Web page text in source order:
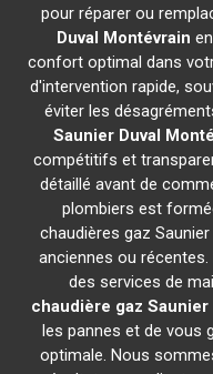
pour réparer ou
Duval Montévrain
confort optimal dans
d'intervention rapide,
éviter les
Saunier Duval
compétitifs et
détaillé avant de
plombiers est
chaudières gaz Saunier
anciennes ou
des services de
chaudière gaz Saunier
les pannes et de vous
optimale. Nous